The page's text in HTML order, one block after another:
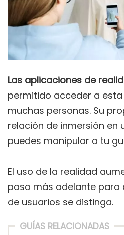
Las aplicaciones de
permitido acceder a
muchas personas. Su
relación de inmersión en
puedes manipular a tu
El uso de la realidad
paso más adelante para
de usuarios se distinga.
GUÍAS RELACIONADAS